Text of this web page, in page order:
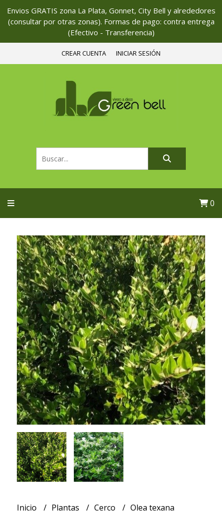
Envios GRATIS zona La Plata, Gonnet, City Bell y alrededores
(consultar por otras zonas). Formas de pago: contra entrega
(Efectivo - Transferencia)
CREAR CUENTA INICIAR SESIÓN
0
Inicio Plantas Cerco Olea texana